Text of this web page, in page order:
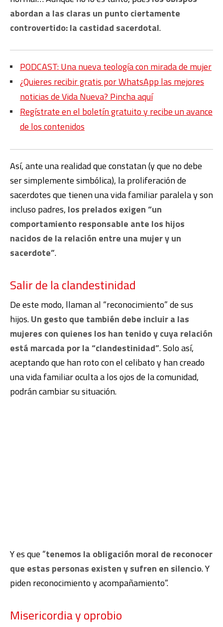
abordan a las claras un punto ciertamente
controvertido: la castidad sacerdotal.
PODCAST: Una nueva teología con mirada de mujer
¿Quieres recibir gratis por WhatsApp las mejores
noticias de Vida Nueva? Pincha aquí
Regístrate en el boletín gratuito y recibe un avance
de los contenidos
Así, ante una realidad que constatan (y que no debe
ser simplemente simbólica), la proliferación de
sacerdotes que tienen una vida familiar paralela y son
incluso padres, los prelados exigen “un
comportamiento responsable ante los hijos
nacidos de la relación entre una mujer y un
sacerdote”.
Salir de la clandestinidad
De este modo, llaman al “reconocimiento” de sus
hijos.Un gesto que también debe incluir a las
mujeres con quienes los han tenido y cuya relación
está marcada por la “clandestinidad”. Solo así,
aceptando que han roto con el celibato y han creado
una vida familiar oculta a los ojos de la comunidad,
podrán cambiar su situación.
Y es que “tenemos la obligación moral de reconocer
que estas personas existen y sufren en silencio. Y
piden reconocimiento y acompañamiento”.
Misericordia y oprobio